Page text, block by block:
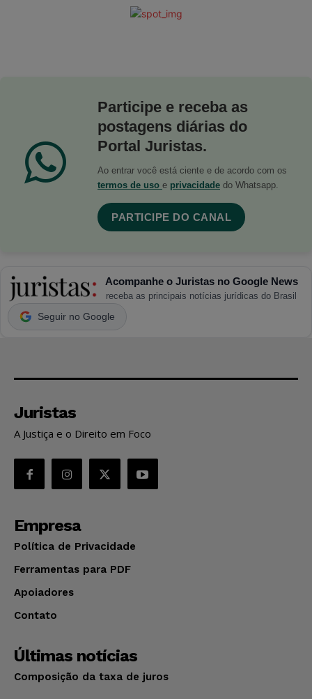
Participe e receba as
postagens diárias do
Portal Juristas.
Ao entrar você está ciente e de acordo com os
termos de uso e privacidade do Whatsapp.
PARTICIPE DO CANAL
Acompanhe o Juristas no Google News
receba as principais notícias jurídicas do Brasil
Seguir no Google
Juristas
A Justiça e o Direito em Foco
Empresa
Política de Privacidade
Ferramentas para PDF
Apoiadores
Contato
Últimas notícias
Composição da taxa de juros